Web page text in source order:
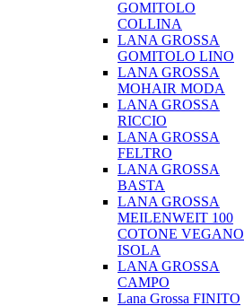
GOMITOLO
COLLINA
LANA GROSSA
GOMITOLO LINO
LANA GROSSA
MOHAIR MODA
LANA GROSSA
RICCIO
LANA GROSSA
FELTRO
LANA GROSSA
BASTA
LANA GROSSA
MEILENWEIT 100
COTONE VEGANO
ISOLA
LANA GROSSA
CAMPO
Lana Grossa FINITO